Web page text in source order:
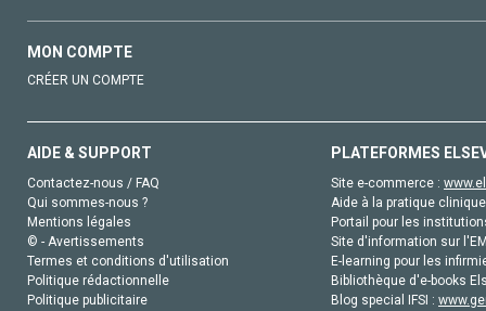
MON COMPTE
CRÉER UN COMPTE
AIDE & SUPPORT
Contactez-nous / FAQ
Qui sommes-nous ?
Mentions légales
© - Avertissements
Termes et conditions d'utilisation
Politique rédactionnelle
Politique publicitaire
PLATEFORMES
Site e-commerce :
Aide à la pratique
Portail pour les
Site d'information sur
E-learning pour les
Bibliothèque d'e-books
Blog special IFSI :